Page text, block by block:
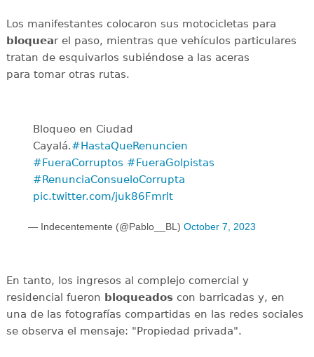
Los manifestantes colocaron sus motocicletas para
bloquear el paso, mientras que vehículos particulares
tratan de esquivarlos subiéndose a las aceras
para tomar otras rutas.
Bloqueo en Ciudad
Cayalá.#HastaQueRenuncien
#FueraCorruptos #FueraGolpistas
#RenunciaConsueloCorrupta
pic.twitter.com/juk86Fmrlt
— Indecentemente (@Pablo__BL) October 7, 2023
En tanto, los ingresos al complejo comercial y
residencial fueron bloqueadoscon barricadas y, en
una de las fotografías compartidas en las redes sociales
se observa el mensaje: "Propiedad privada".